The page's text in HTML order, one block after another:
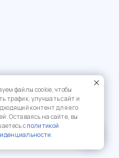
файлы cookie, чтобы
трафик, улучшать сайт и
контент для его
Оставаясь на сайте, вы
сполитикой
.